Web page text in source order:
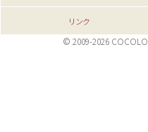
リンク
© 2009-2026